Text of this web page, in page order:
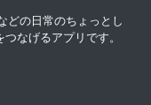
どの日常のちょっとし
なげるアプリです。